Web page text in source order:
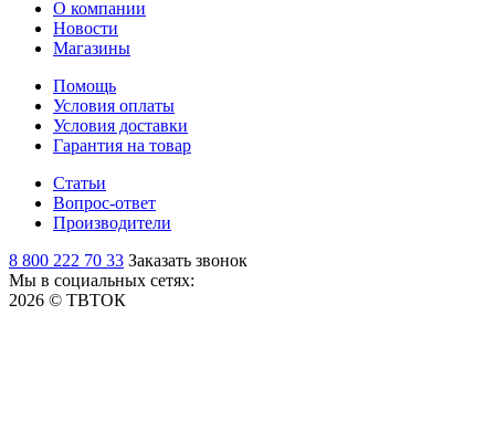
О компании
Новости
Магазины
Помощь
Условия оплаты
Условия доставки
Гарантия на товар
Статьи
Вопрос-ответ
Производители
8 800 222 70 33 Заказать звонок
Мы в социальных сетях:
2026 © ТВТОК